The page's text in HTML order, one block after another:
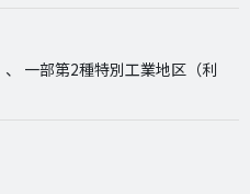
一部第2種特別工業地区（利